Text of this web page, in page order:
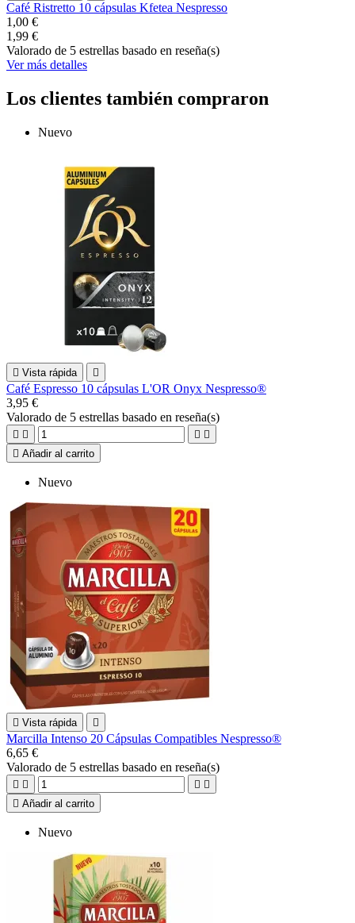
Café Ristretto 10 cápsulas Kfetea Nespresso
1,00 €
1,99 €
Valorado de 5 estrellas basado en reseña(s)
Ver más detalles
Los clientes también compraron
Nuevo
 Vista rápida 
Café Espresso 10 cápsulas L'OR Onyx Nespresso®
3,95 €
Valorado de 5 estrellas basado en reseña(s)
   
 Añadir al carrito
Nuevo
 Vista rápida 
Marcilla Intenso 20 Cápsulas Compatibles Nespresso®
6,65 €
Valorado de 5 estrellas basado en reseña(s)
   
 Añadir al carrito
Nuevo